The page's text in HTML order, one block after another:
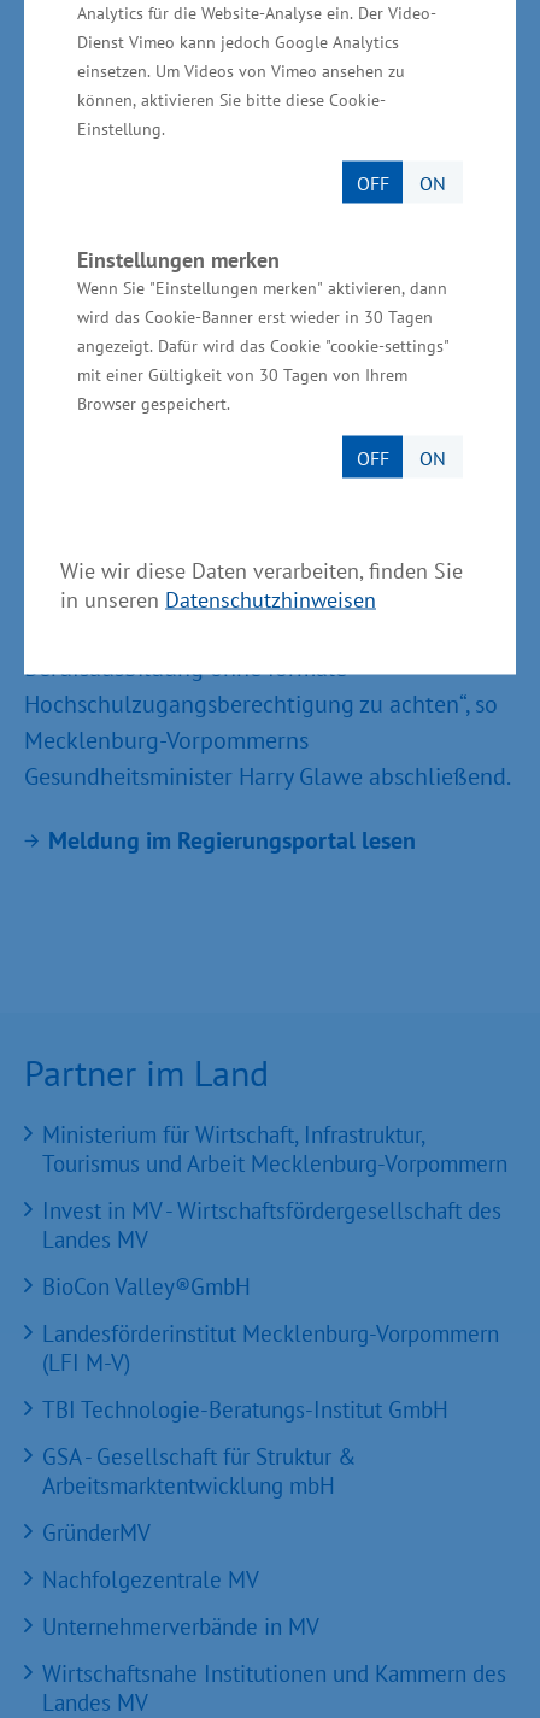
Analytics für die Website-Analyse ein. Der Video-
Dienst Vimeo kann jedoch Google Analytics
einsetzen. Um Videos von Vimeo ansehen zu
können, aktivieren Sie bitte diese Cookie-
Einstellung.
OFF ON
Einstellungen merken
Wenn Sie "Einstellungen merken" aktivieren, dann
wird das Cookie-Banner erst wieder in 30 Tagen
angezeigt. Dafür wird das Cookie "cookie-settings"
mit einer Gültigkeit von 30 Tagen von Ihrem
Browser gespeichert.
OFF ON
Wie wir diese Daten verarbeiten, finden Sie
in unseren Datenschutzhinweisen
Ausbau der hochschulischen Pflegeausbildung
anzupacken. „Pflegefachpersonen werden
künftig komplexere und neue
Versorgungsaufgaben übernehmen. Diese
erfordern eine hochschulische Ausbildung.
Wichtig ist es, die Absolventen bestmöglich für
verbesserte Arbeiten im multiprofessionellen
Team vorzubereiten“, forderte Glawe.
Studiengangkonzepte sollten einen
primärqualifizierenden Bachelorstudiengang
und konsekutive Masterangebote für eine
Spezialisierung in einem Arbeitsfeld der Pflege
beziehungsweise der Wissenschaft, dem
Dabei ist auf vertikale Durchlässigkeit und die
Entwicklung von Anerkennungsverfahren für
Berufsausbildung ohne formale
Hochschulzugangsberechtigung zu achten“, so
Mecklenburg-Vorpommerns
Gesundheitsminister Harry Glawe abschließend.
Meldung im Regierungsportal lesen
Partner im Land
Ministerium für Wirtschaft, Infrastruktur,
Tourismus und Arbeit Mecklenburg-Vorpommern
Invest in MV - Wirtschaftsfördergesellschaft des
Landes MV
BioCon Valley®GmbH
Landesförderinstitut Mecklenburg-Vorpommern
(LFI M-V)
TBI Technologie-Beratungs-Institut GmbH
GSA - Gesellschaft für Struktur &
Arbeitsmarktentwicklung mbH
GründerMV
Nachfolgezentrale MV
Unternehmerverbände in MV
Wirtschaftsnahe Institutionen und Kammern des
Landes MV